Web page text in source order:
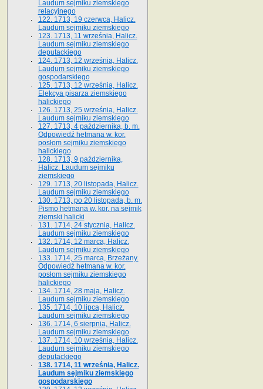
Laudum sejmiku ziemskiego
relacyjnego
122. 1713, 19 czerwca, Halicz.
Laudum sejmiku ziemskiego
123. 1713, 11 września, Halicz.
Laudum sejmiku ziemskiego
deputackiego
124. 1713, 12 września, Halicz.
Laudum sejmiku ziemskiego
gospodarskiego
125. 1713, 12 września, Halicz.
Elekcya pisarza ziemskiego
halickiego
126. 1713, 25 września, Halicz.
Laudum sejmiku ziemskiego
127. 1713, 4 października, b. m.
Odpowiedź hetmana w. kor.
posłom sejmiku ziemskiego
halickiego
128. 1713, 9 października,
Halicz. Laudum sejmiku
ziemskiego
129. 1713, 20 listopada, Halicz.
Laudum sejmiku ziemskiego
130. 1713, po 20 listopada, b. m.
Pismo hetmana w. kor. na sejmik
ziemski halicki
131. 1714, 24 stycznia, Halicz.
Laudum sejmiku ziemskiego
132. 1714, 12 marca, Halicz.
Laudum sejmiku ziemskiego
133. 1714, 25 marca, Brzeżany.
Odpowiedź hetmana w. kor.
posłom sejmiku ziemskiego
halickiego
134. 1714, 28 maja, Halicz.
Laudum sejmiku ziemskiego
135. 1714, 10 lipca, Halicz.
Laudum sejmiku ziemskiego
136. 1714, 6 sierpnia, Halicz.
Laudum sejmiku ziemskiego
137. 1714, 10 września, Halicz.
Laudum sejmiku ziemskiego
deputackiego
138. 1714, 11 września, Halicz.
Laudum sejmiku ziemskiego
gospodarskiego